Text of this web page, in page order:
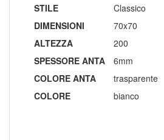
STILE
Classico
DIMENSIONI
70x70
ALTEZZA
200
SPESSORE ANTA
6mm
COLORE ANTA
trasparente
COLORE
bianco